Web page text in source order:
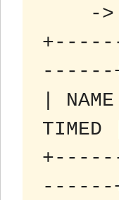
    ->
------
|
TIMED |
------